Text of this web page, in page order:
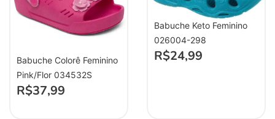
Babuche Colorê Feminino
Pink/Flor 034532S
R$37,99
Babuche Keto Feminino
026004-298
R$24,99